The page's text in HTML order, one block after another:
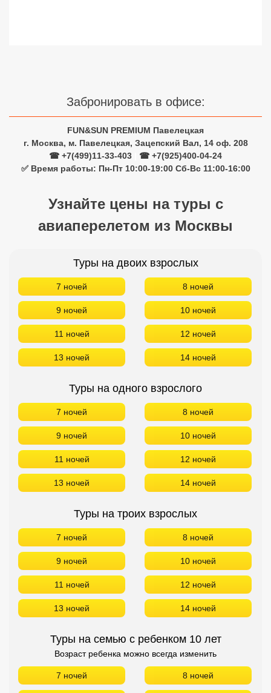
Забронировать в офисе:
FUN&SUN PREMIUM Павелецкая
г. Москва, м. Павелецкая, Зацепский Вал, 14 оф. 208
☎ +7(499)11-33-403
☎ +7(925)400-04-24
✅ Время работы: Пн-Пт 10:00-19:00 Сб-Вс 11:00-16:00
Узнайте цены на туры с
авиаперелетом из Москвы
Туры на двоих взрослых
7 ночей 8 ночей
9 ночей 10 ночей
11 ночей 12 ночей
13 ночей 14 ночей
Туры на одного взрослого
7 ночей 8 ночей
9 ночей 10 ночей
11 ночей 12 ночей
13 ночей 14 ночей
Туры на троих взрослых
7 ночей 8 ночей
9 ночей 10 ночей
11 ночей 12 ночей
13 ночей 14 ночей
Туры на семью с ребенком 10 лет
Возраст ребенка можно всегда изменить
7 ночей 8 ночей
Сетевые отели Бали
Сетевые отели Маврикия